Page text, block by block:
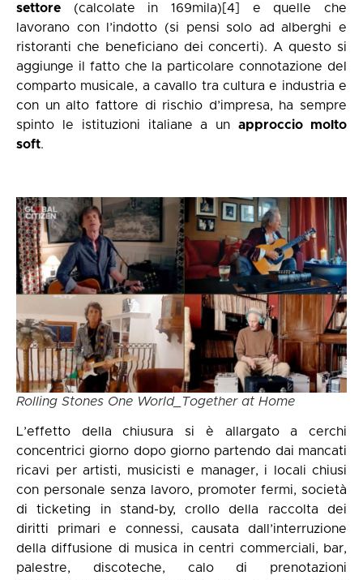
settore (calcolate in 169mila) [4]
e quelle che
lavorano con l’indotto (si pensi solo ad alberghi e
ristoranti che beneficiano dei concerti). A questo si
aggiunge il fatto che la particolare connotazione del
comparto musicale, a cavallo tra cultura e industria e
con un alto fattore di rischio d’impresa, ha sempre
spinto le istituzioni italiane a unapproccio molto
soft.
Rolling Stones One World_Together at Home
L’effetto della chiusura si è allargato a cerchi
concentrici giorno dopo giorno partendo dai mancati
ricavi per artisti, musicisti e manager, i locali chiusi
con personale senza lavoro, promoter fermi, società
di ticketing in stand-by, crollo della raccolta dei
diritti primari e connessi, causata dall’interruzione
della diffusione di musica in centri commerciali, bar,
palestre, discoteche, calo di prenotazioni